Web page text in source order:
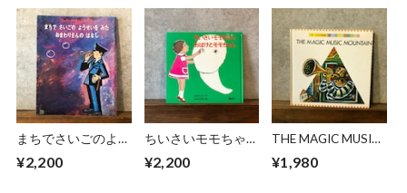
まちでさいごのよう
さんのはなし
¥2,200
ちいさいモモちゃ
ゃん
¥2,200
THE MAGIC MUSIC
¥1,980